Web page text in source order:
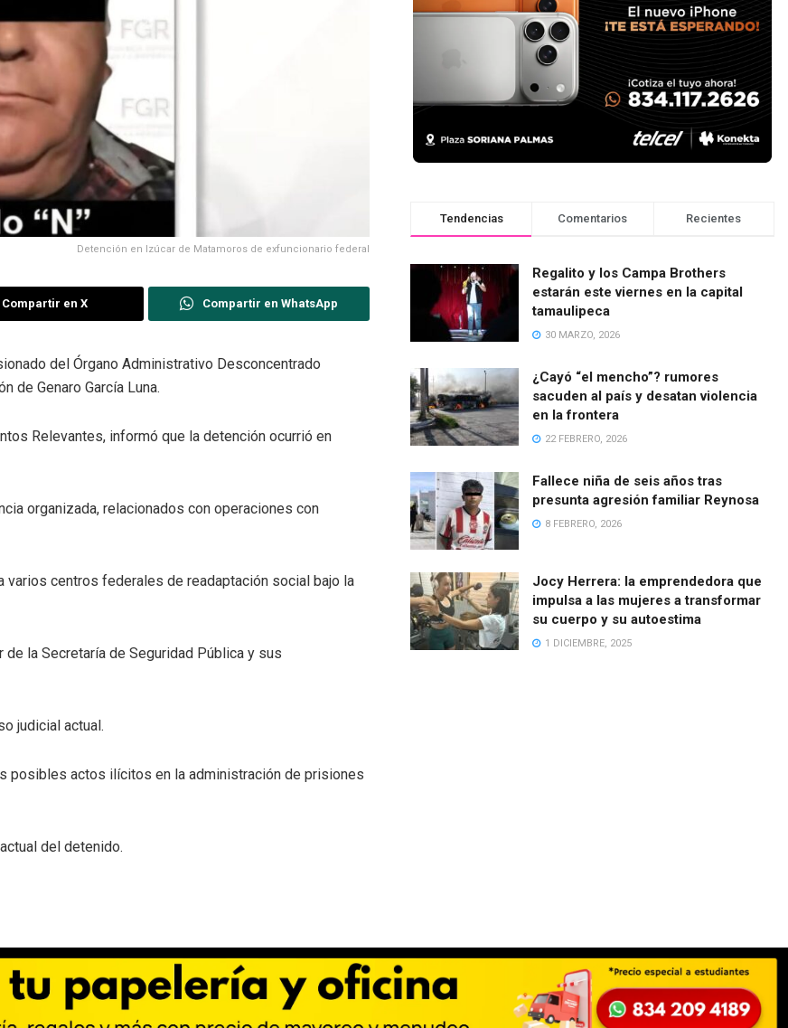
Detención en Izúcar de Matamoros de exfuncionario federal
Compartir en X Compartir en WhatsApp
del Órgano Administrativo Desconcentrado
de Genaro García Luna.
Relevantes, informó que la detención ocurrió en
organizada, relacionados con operaciones con
varios centros federales de readaptación social bajo la
la Secretaría de Seguridad Pública y sus
judicial actual.
posibles actos ilícitos en la administración de prisiones
del detenido.
Tendencias Comentarios Recientes
Regalito y los Campa Brothers
estarán este viernes en la capital
tamaulipeca
30 MARZO, 2026
¿Cayó “el mencho”? rumores
sacuden al país y desatan violencia
en la frontera
22 FEBRERO, 2026
Fallece niña de seis años tras
presunta agresión familiar Reynosa
8 FEBRERO, 2026
Jocy Herrera: la emprendedora que
impulsa a las mujeres a transformar
su cuerpo y su autoestima
1 DICIEMBRE, 2025